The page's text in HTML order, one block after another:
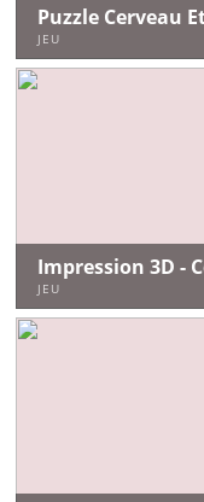
Puzzle Cerveau
JEU
Impression 3D -
JEU